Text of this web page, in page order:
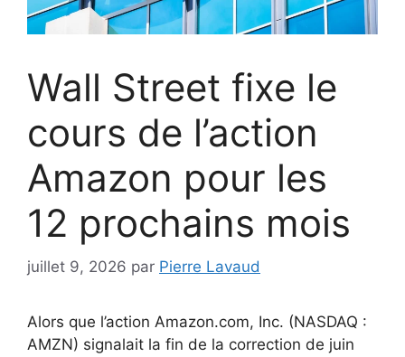
Wall Street fixe le
cours de l’action
Amazon pour les
12 prochains mois
juillet 9, 2026 par Pierre Lavaud
Alors que l’action Amazon.com, Inc. (NASDAQ :
AMZN) signalait la fin de la correction de juin